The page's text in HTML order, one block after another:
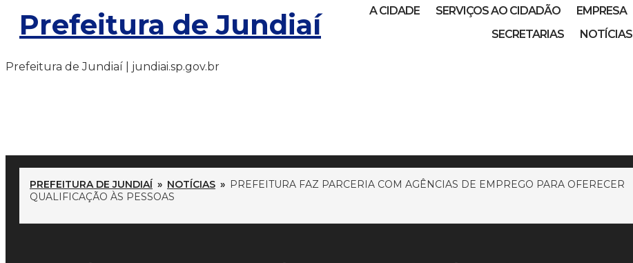
Prefeitura de Jundiaí A CIDADE SERVIÇOS AO CIDADÃO EMPRESA
SECRETARIAS
NOTÍCIAS
Prefeitura de Jundiaí | jundiai.sp.gov.br
PREFEITURA DE JUNDIAÍ » NOTÍCIAS » PREFEITURA FAZ PARCERIA COM AGÊNCIAS DE EMPREGO PARA OFERECER
QUALIFICAÇÃO ÀS PESSOAS